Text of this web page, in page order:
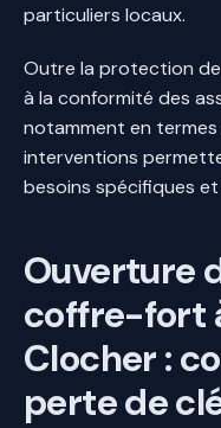
particuliers locaux.
Outre la protection
à la conformité des
notamment en
interventions
besoins spécifiques
Ouverture
coffre-fort
Clocher :
perte de